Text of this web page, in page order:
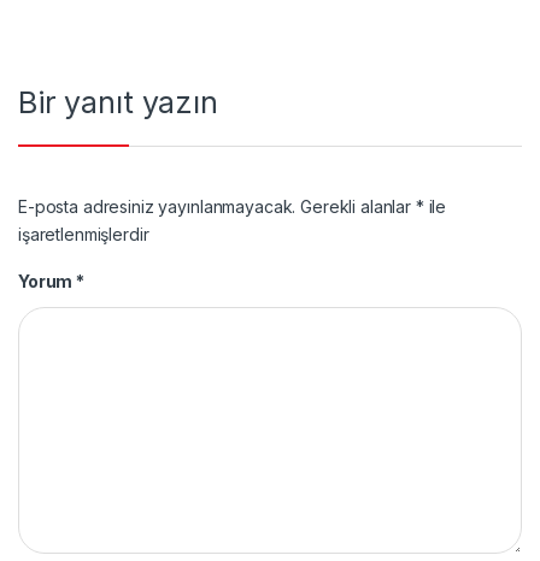
Bir yanıt yazın
E-posta adresiniz yayınlanmayacak. Gerekli alanlar * ile
işaretlenmişlerdir
Yorum *